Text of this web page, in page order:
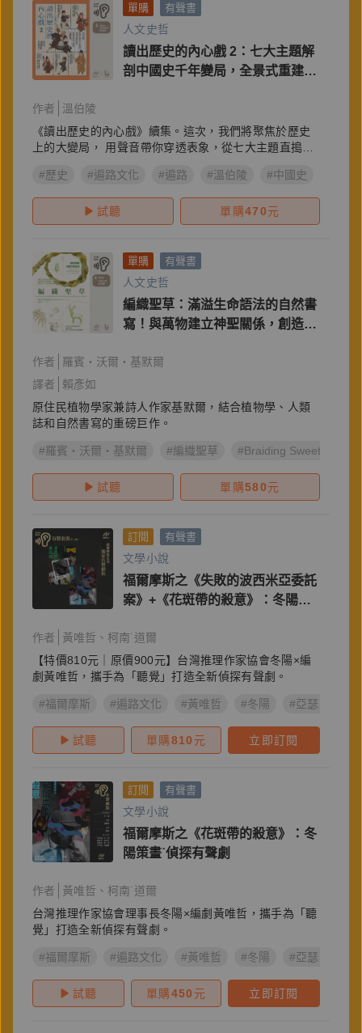
單購 有聲書
人文史哲
讀出歷史的內心戲 2：七大主題解
剖中國史千年變局，全景式重建時
作者
溫伯陵
《讀出歷史的內心戲》續集。這次，我們將聚焦於歷史
上的大變局， 用聲音帶你穿透表象，從七大主題直搗核
#歷史
#遍路文化 #遍路 #溫伯陵 #中國史
試聽 單購470元
單購 有聲書
人文史哲
編織聖草：滿溢生命語法的自然書
寫！與萬物建立神聖關係，創造生
作者
羅賓・沃爾・基默爾
譯者
賴彥如
原住民植物學家兼詩人作家基默爾，結合植物學、人類
誌和自然書寫的重磅巨作。
#羅賓・沃爾・基默爾 #編織聖草 #Braiding Sweetgrass
試聽 單購580元
訂閱 有聲書
文學小說
福爾摩斯之《失敗的波西米亞委託
案》+《花斑帶的殺意》：冬陽策
作者 黃唯哲
柯南˙道爾
【特價810元｜原價900元】台灣推理作家協會冬陽×編
劇黃唯哲，攜手為「聽覺」打造全新偵探有聲劇。
#福爾摩斯 #遍路文化 #黃唯哲 #冬陽 #亞瑟．柯南
試聽 單購810 元 立即訂閱
訂閱 有聲書
文學小說
福爾摩斯之《花斑帶的殺意》：冬
陽策畫˙偵探有聲劇
作者 黃唯哲
柯南˙道爾
台灣推理作家協會理事長冬陽×編劇黃唯哲，攜手為「聽
覺」打造全新偵探有聲劇。
#福爾摩斯 #遍路文化 #黃唯哲 #冬陽 #亞瑟．柯南
試聽 單購450 元 立即訂閱